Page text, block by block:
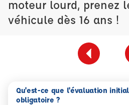
moteur lourd, prenez
véhicule dès 16 ans !
Qu'est-ce que l'évaluation
obligatoire ?